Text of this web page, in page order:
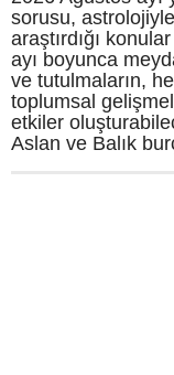
sorusu,
araştırdığı
ayı boyunca
ve tutulmaların,
toplumsal
etkiler
Aslan ve Balık